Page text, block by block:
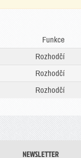
Funkce
Rozhodčí
Rozhodčí
Rozhodčí
NEWSLETTER